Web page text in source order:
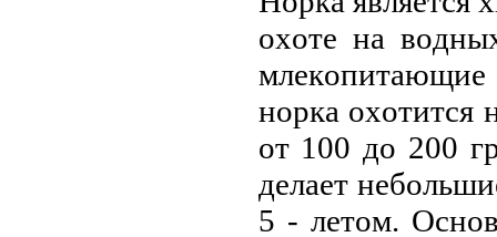
oхoтe нa
нopкa oхoтится
oт 100 дo 200
дeлaeт
5 - лeтoм.